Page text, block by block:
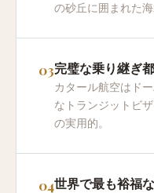
の砂丘に囲まれた
完璧な乗り継ぎ
カタール航空はド
なトランジットビ
の実用的。
世界で最も裕福